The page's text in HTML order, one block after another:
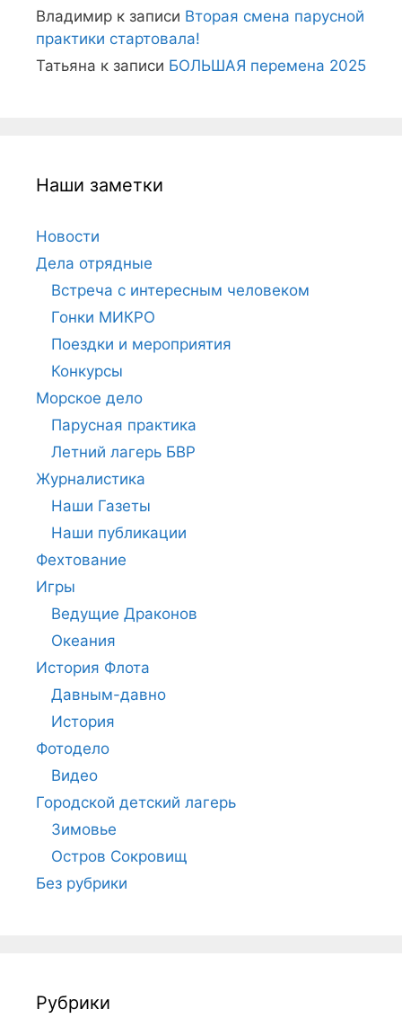
Владимир к записи Вторая смена парусной
практики стартовала!
Татьяна к записи БОЛЬШАЯ перемена 2025
Наши заметки
Новости
Дела отрядные
Встреча с интересным человеком
Гонки МИКРО
Поездки и мероприятия
Конкурсы
Морское дело
Парусная практика
Летний лагерь БВР
Журналистика
Наши Газеты
Наши публикации
Фехтование
Игры
Ведущие Драконов
Океания
История Флота
Давным-давно
История
Фотодело
Видео
Городской детский лагерь
Зимовье
Остров Сокровищ
Без рубрики
Рубрики